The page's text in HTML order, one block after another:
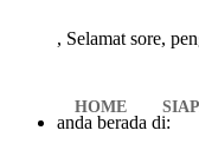
, Selamat sore,
HOME
anda berada di: